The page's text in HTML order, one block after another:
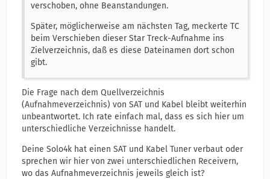
verschoben, ohne Beanstandungen.
Später, möglicherweise am nächsten Tag, meckerte TC
beim Verschieben dieser Star Treck-Aufnahme ins
Zielverzeichnis, daß es diese Dateinamen dort schon
gibt.
Die Frage nach dem Quellverzeichnis
(Aufnahmeverzeichnis) von SAT und Kabel bleibt weiterhin
unbeantwortet. Ich rate einfach mal, dass es sich hier um
unterschiedliche Verzeichnisse handelt.
Deine Solo4k hat einen SAT und Kabel Tuner verbaut oder
sprechen wir hier von zwei unterschiedlichen Receivern,
wo das Aufnahmeverzeichnis jeweils gleich ist?